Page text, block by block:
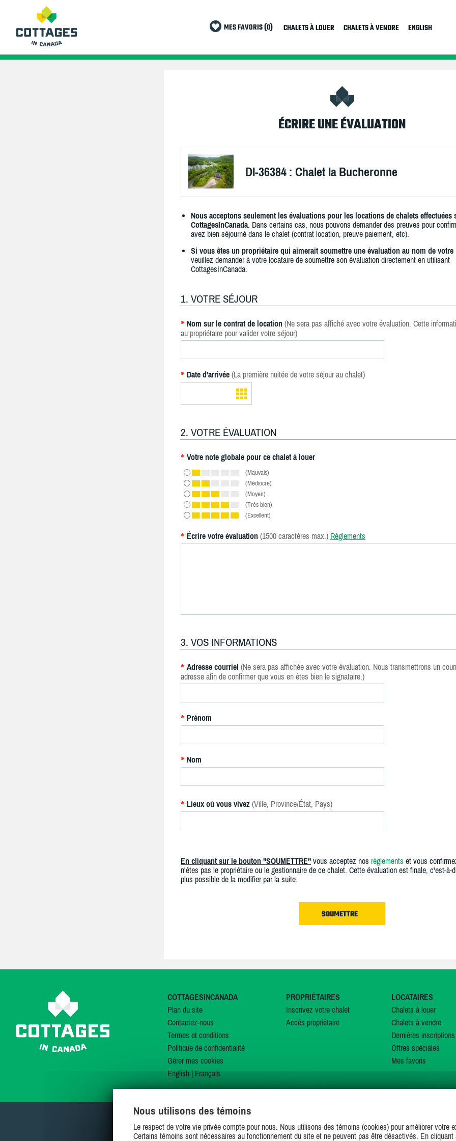
MES FAVORIS (0) CHALETS À LOUER CHALETS À VENDRE ENGLISH
ÉCRIRE UNE ÉVALUATION
DI-36384 : Chalet la Bucheronne
Nous acceptons seulement les évaluations pour les locations de chalets effectuées
CottagesInCanada. Dans certains cas, nous pouvons demander des preuves pour
avez bien séjourné dans le chalet (contrat location, preuve paiement, etc).
Si vous êtes un propriétaire qui aimerait soumettre une évaluation au nom de votre
veuillez demander à votre locataire de soumettre son évaluation directement en utilisant
CottagesInCanada.
1. VOTRE SÉJOUR
* Nom sur le contrat de location (Ne sera pas affiché avec votre évaluation. Cette
au propriétaire pour valider votre séjour)
* Date d'arrivée (La première nuitée de votre séjour au chalet)
2. VOTRE ÉVALUATION
* Votre note globale pour ce chalet à louer
(Mauvais)
(Médiocre)
(Moyen)
(Très bien)
(Excellent)
* Écrire votre évaluation (1500 caractères max.) Règlements
3. VOS INFORMATIONS
* Adresse courriel (Ne sera pas affichée avec votre évaluation. Nous transmettrons un
adresse afin de confirmer que vous en êtes bien le signataire.)
* Prénom
* Nom
* Lieux où vous vivez (Ville, Province/État, Pays)
En cliquant sur le bouton "SOUMETTRE" vous acceptez nos règlements et vous
n'êtes pas le propriétaire ou le gestionnaire de ce chalet. Cette évaluation est finale, c'est-à-
plus possible de la modifier par la suite.
COTTAGESINCANADA
Plan du site
Contactez-nous
Termes et conditions
Politique de confidentialité
Gérer mes cookies
English| Français
PROPRIÉTAIRES
Inscrivez votre chalet
Accès propriétaire
LOCATAIRES
Chalets à louer
Chalets à vendre
Dernières inscriptions
Offres spéciales
Mes favoris
SUIVEZ-NOUS SUR
Nous utilisons des témoins
Le respect de votre vie privée compte pour nous. Nous utilisons des témoins (cookies) pour améliorer votre
Certains témoins sont nécessaires au fonctionnement du site et ne peuvent pas être désactivés. En